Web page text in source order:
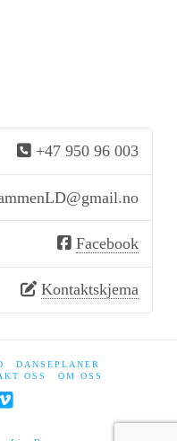
+47 950 96 003
Facebook
Kontaktskjema
DANSEPLANER
OSS OM OSS